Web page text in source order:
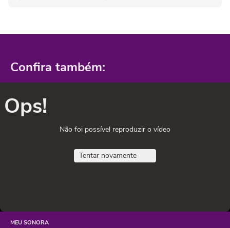
Confira também:
Ops!
Não foi possível reproduzir o vídeo
Tentar novamente
MEU SONORA